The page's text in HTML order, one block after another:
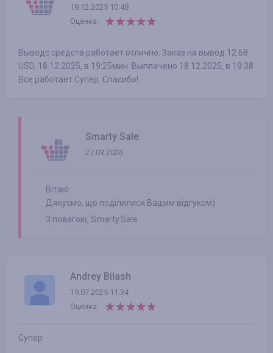
19.12.2025 10:48
Оценка:
Выводс средств работает отлично. Заказ на вывод 12.68
USD, 18.12.2025, в 19:25мин. Выплачено 18.12.2025, в 19:38
Все работает Супер. Спасибо!
Smarty Sale
27.03.2026
Вітаю
Дякуємо, що поділилися Вашим відгуком)
З повагою, Smarty.Salе
Andrey Bilash
19.07.2025 11:34
Оценка:
Супер